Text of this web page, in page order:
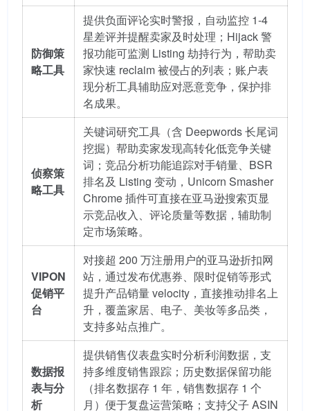
防御策
略工具
提供负面评论实时警报，自动监控 1-4
星差评并提醒卖家及时处理；Hijack 警
报功能可监测 Listing 劫持行为，帮助卖
家快速 reclaim 被侵占的列表；账户表
现分析工具辅助应对恶意竞争，保护排
名成果。
侦察策
略工具
关键词研究工具（含 Deepwords 长尾词
挖掘）帮助卖家发现高转化低竞争关键
词；竞品分析功能追踪对手销量、BSR
排名及 Listing 变动，Unicorn Smasher
Chrome 插件可直接在亚马逊搜索页显
示竞品收入、评论质量等数据，辅助制
定市场策略。
VIPON
促销平
台
对接超 200 万注册用户的亚马逊折扣网
站，通过发布优惠券、限时促销等形式
提升产品销量 velocity，直接推动排名上
升，覆盖家居、电子、美妆等多品类，
支持多站点推广。
数据报
表与分
析
提供销售仪表盘实时分析利润数据，支
持多维度销售跟踪；历史数据保留功能
（排名数据存 1 年，销售数据存 1 个
月）便于复盘运营策略；支持父子 ASIN